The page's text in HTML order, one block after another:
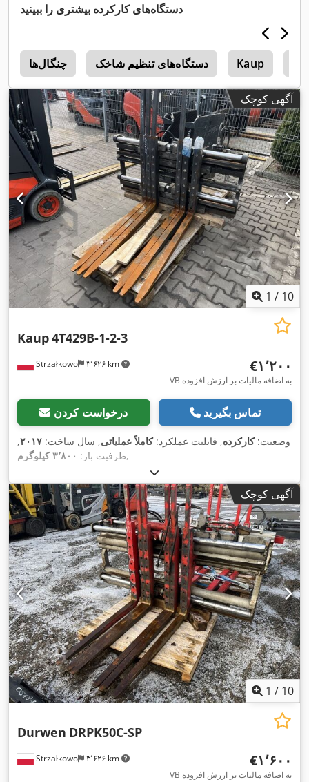
دستگاه‌های کارکرده بیشتری را ببینید
چنگال‌ها دستگاه‌های تنظیم شاخک Kaup
آگهی کوچک
1 / 10
Strzałkowo ۳٬۶۲۶ km
Kaup4T429B-1-2-3
‎€۱٬۲۰۰
VB به اضافه مالیات بر ارزش افزوده
درخواست کردن تماس بگیرید
وضعیت:کارکرده, قابلیت عملکرد:کاملاً عملیاتی, سال ساخت: ۲۰۱۷,
ظرفیت بار: ۳٬۸۰۰ کیلوگرم ,
آگهی کوچک
1 / 10
Strzałkowo ۳٬۶۲۶ km
Durwen DRPK50C-SP
‎€۱٬۶۰۰
VB به اضافه مالیات بر ارزش افزوده